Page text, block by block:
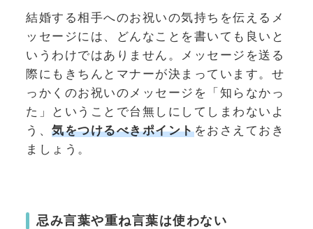
結婚する相手へのお祝いの気持ちを伝えるメ
ッセージには、どんなことを書いても良いと
いうわけではありません。メッセージを送る
際にもきちんとマナーが決まっています。せ
っかくのお祝いのメッセージを「知らなかっ
た」ということで台無しにしてしまわないよ
う、 気をつけるべきポイントをおさえておき
ましょう。
忌み言葉や重ね言葉は使わない